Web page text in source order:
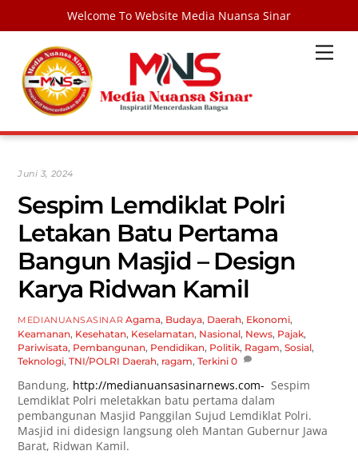
Welcome To Website Media Nuansa Sinar
content
Juni 3, 2024
Sespim Lemdiklat Polri
Letakan Batu Pertama
Bangun Masjid – Design
Karya Ridwan Kamil
MEDIANUANSASINAR Agama, Budaya, Daerah, Ekonomi,
Keamanan, Kesehatan, Keselamatan, Nasional, News, Pajak,
Pariwisata, Pembangunan, Pendidikan, Politik, Ragam,Sosial,
Teknologi,TNI/POLRI Daerah, ragam,Terkini 0
Bandung, http://medianuansasinarnews.com- Sespim
Lemdiklat Polri meletakkan batu pertama dalam
pembangunan Masjid Panggilan Sujud Lemdiklat Polri.
Masjid ini didesign langsung oleh Mantan Gubernur Jawa
Barat, Ridwan Kamil.